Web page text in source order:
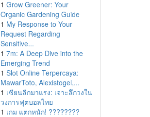
1 Grow Greener: Your
Organic Gardening Guide
1 My Response to Your
Request Regarding
Sensitive...
1 7m: A Deep Dive into the
Emerging Trend
1 Slot Online Terpercaya:
MawarToto, Alexistogel,...
1 เซียนลีกมาแรง: เจาะลึกวงใน
วงการฟุตบอลไทย
1 เกม แตกหนัก! ????????